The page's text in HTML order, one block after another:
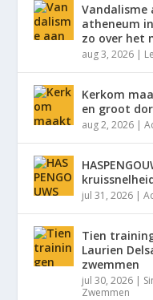
Vandalisme
atheneum
zo over het
aug 3, 2026 |
Kerkom
en groot
aug 2, 2026 |
jul 31, 2026 |
Tien
Laurien
zwemmen
jul 30, 2026 |
Zwemmen